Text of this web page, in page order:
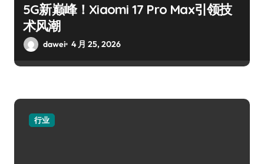
5G新巅峰！Xiaomi 17 Pro Max引领技
术风潮
dawei 4 月 25, 2026
行业